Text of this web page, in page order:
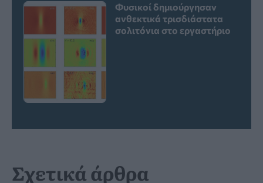
Φυσικοί δημιούργησαν
ανθεκτικά τρισδιάστατα
σολιτόνια στο εργαστήριο
Σχετικά άρθρα